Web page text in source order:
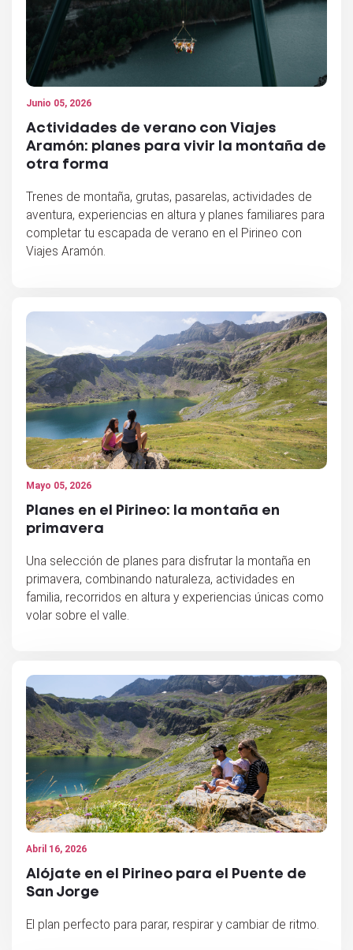
Junio 05, 2026
Actividades de verano con Viajes
Aramón: planes para vivir la montaña de
otra forma
Trenes de montaña, grutas, pasarelas, actividades de
aventura, experiencias en altura y planes familiares para
completar tu escapada de verano en el Pirineo con
Viajes Aramón.
Mayo 05, 2026
Planes en el Pirineo: la montaña en
primavera
Una selección de planes para disfrutar la montaña en
primavera, combinando naturaleza, actividades en
familia, recorridos en altura y experiencias únicas como
volar sobre el valle.
Abril 16, 2026
Alójate en el Pirineo para el Puente de
San Jorge
El plan perfecto para parar, respirar y cambiar de ritmo.